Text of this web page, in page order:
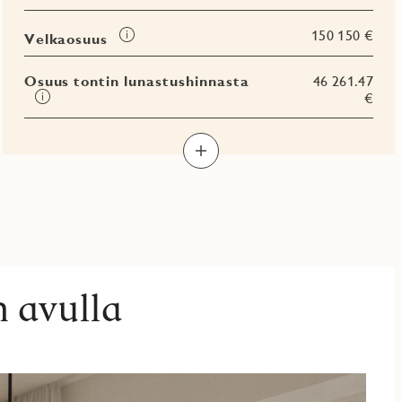
Velkaosuus
Tooltip 150 150 €
Osuus tontin lunastushinnasta
Tooltip
46 261.47
€
avulla